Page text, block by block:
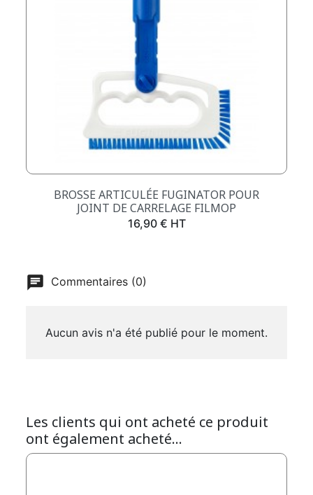
BROSSE ARTICULÉE FUGINATOR POUR
JOINT DE CARRELAGE FILMOP
Prix
16,90 € HT
Commentaires (0)
Aucun avis n'a été publié pour le moment.
Les clients qui ont acheté ce produit
ont également acheté...